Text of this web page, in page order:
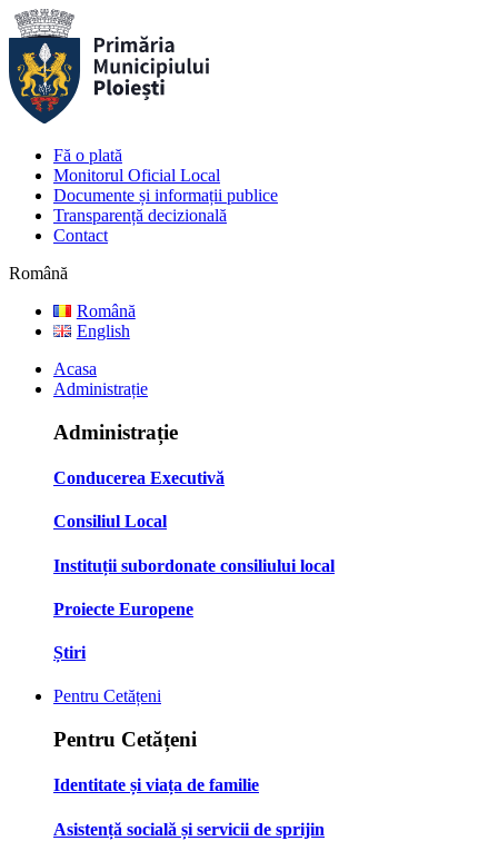
Fă o plată
Monitorul Oficial Local
Documente și informații publice
Transparență decizională
Contact
Română
Română
English
Acasa
Administrație
Administrație
Conducerea Executivă
Consiliul Local
Instituții subordonate consiliului local
Proiecte Europene
Știri
Pentru Cetățeni
Pentru Cetățeni
Identitate și viața de familie
Asistență socială și servicii de sprijin